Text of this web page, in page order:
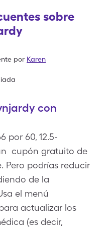
sobre
por Karen
con
por 60, 12.5-
cupón gratuito de
Pero podrías reducir
de la
el menú
actualizar los
(es decir,